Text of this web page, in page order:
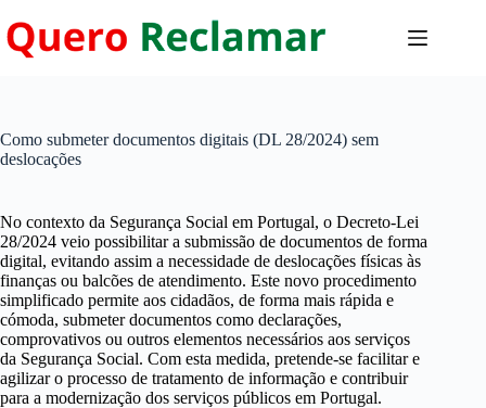
para
o
Como submeter documentos digitais (DL 28/2024) sem
deslocações
No contexto da Segurança Social em Portugal, o Decreto-Lei
28/2024 veio possibilitar a submissão de documentos de forma
digital, evitando assim a necessidade de deslocações físicas às
finanças ou balcões de atendimento. Este novo procedimento
simplificado permite aos cidadãos, de forma mais rápida e
cómoda, submeter documentos como declarações,
comprovativos ou outros elementos necessários aos serviços
da Segurança Social. Com esta medida, pretende-se facilitar e
agilizar o processo de tratamento de informação e contribuir
para a modernização dos serviços públicos em Portugal.